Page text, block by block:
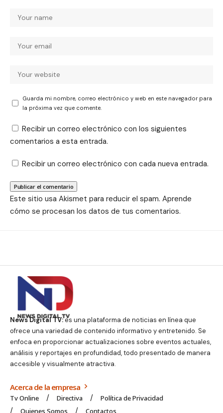
Guarda mi nombre, correo electrónico y web en este navegador para
la próxima vez que comente.
Recibir un correo electrónico con los siguientes
comentarios a esta entrada.
Recibir un correo electrónico con cada nueva entrada.
Este sitio usa Akismet para reducir el spam. Aprende
cómo se procesan los datos de tus comentarios.
News Digital TV:es una plataforma de noticias en línea que
ofrece una variedad de contenido informativo y entretenido. Se
enfoca en proporcionar actualizaciones sobre eventos actuales,
análisis y reportajes en profundidad, todo presentado de manera
accesible y visualmente atractiva.
Acerca de la empresa
Tv Online Directiva
Política de Privacidad
Quienes Somos
Contactos